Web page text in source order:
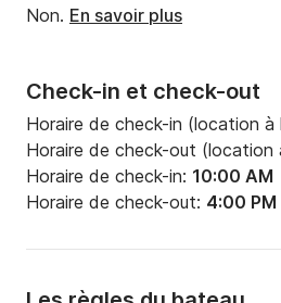
Check-in et check-out
Horaire de check-in (location à
Horaire de check-out (location
Horaire de check-in: 10:00 AM
Horaire de check-out: 4:00 PM
Non. En savoir plus